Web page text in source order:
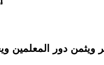
دور المعلمين